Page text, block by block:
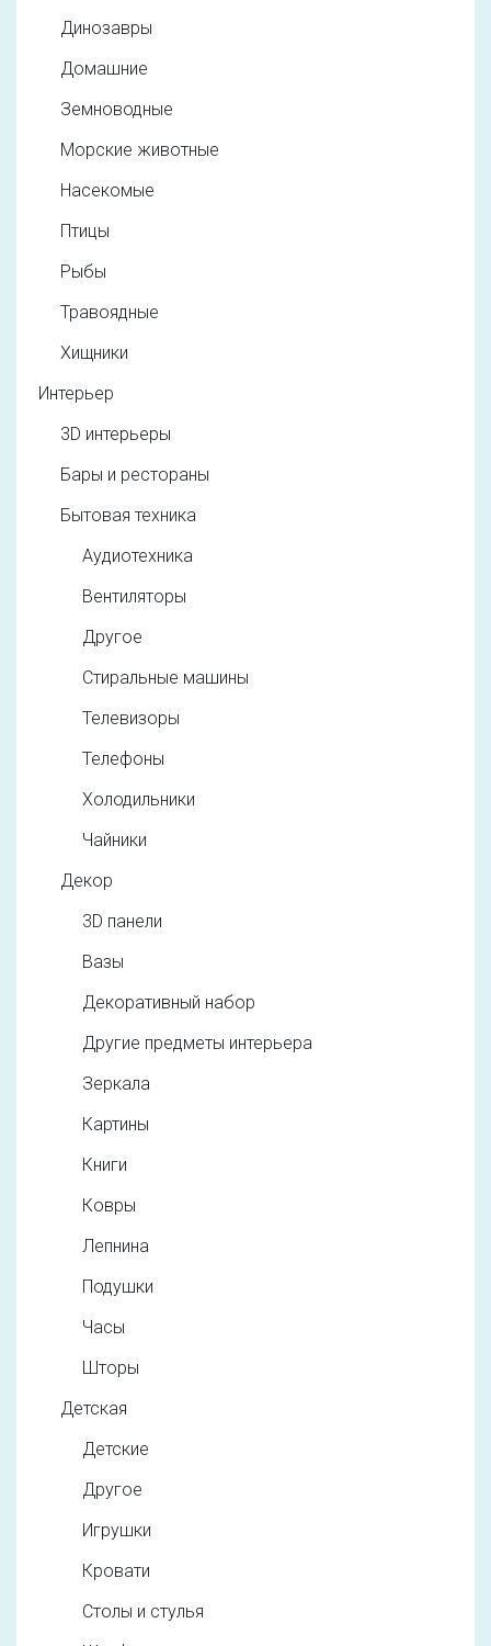
Динозавры
Домашние
Земноводные
Морские животные
Насекомые
Птицы
Рыбы
Травоядные
Хищники
Интерьер
3D интерьеры
Бары и рестораны
Бытовая техника
Аудиотехника
Вентиляторы
Другое
Стиральные машины
Телевизоры
Телефоны
Холодильники
Чайники
Декор
3D панели
Вазы
Декоративный набор
Другие предметы интерьера
Зеркала
Картины
Книги
Ковры
Лепнина
Подушки
Часы
Шторы
Детская
Детские
Другое
Игрушки
Кровати
Столы и стулья